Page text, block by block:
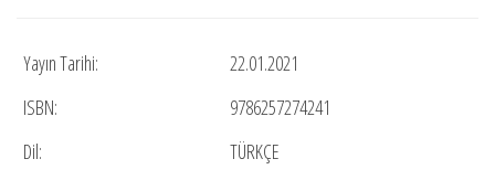
Yayın Tarihi:
22.01.2021
ISBN:
9786257274241
Dil:
TÜRKÇE